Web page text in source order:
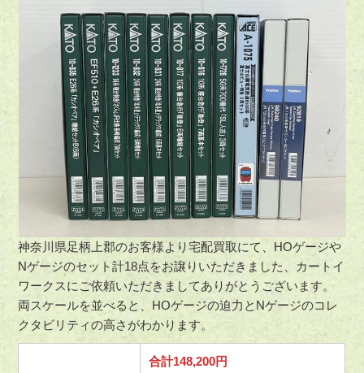
神奈川県足柄上郡のお客様より宅配買取にて、HOゲージや
Nゲージのセット計18点をお譲りいただきました、カートイ
ワークスにご依頼いただきましてありがとうございます。
両スケールを並べると、HOゲージの迫力とNゲージのコレ
クタビリティの高さがわかります。
合計148,200円